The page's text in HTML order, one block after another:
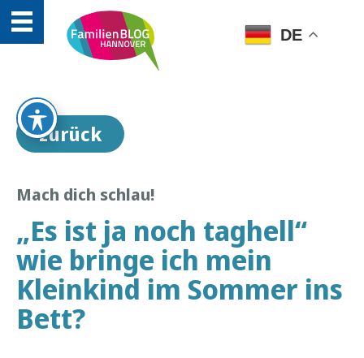
DE
zurück
Mach dich schlau!
„Es ist ja noch taghell“
wie bringe ich mein
Kleinkind im Sommer ins
Bett?